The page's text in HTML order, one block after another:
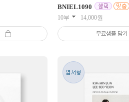
BNIEL1090
10부 14,000원
무료샘플 담기